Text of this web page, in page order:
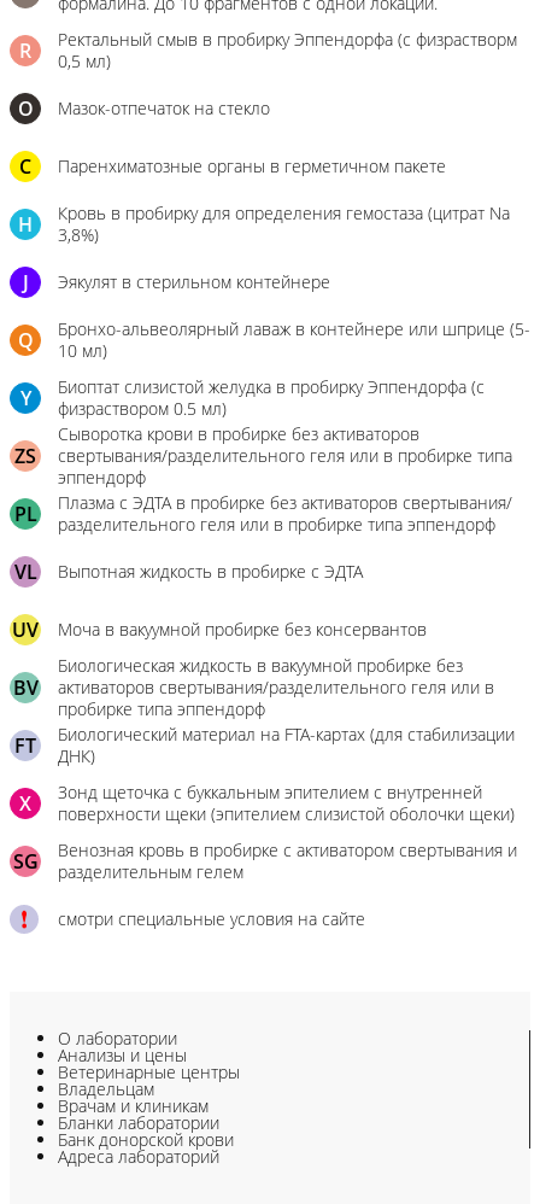
R
Ректальный смыв в пробирку Эппендорфа (с физрастворм
0,5 мл)
О Мазок-отпечаток на стекло
C Паренхиматозные органы в герметичном пакете
H
Кровь в пробирку для определения гемостаза (цитрат Na
3,8%)
J Эякулят в стерильном контейнере
Q
Бронхо-альвеолярный лаваж в контейнере или шприце (5-
10 мл)
Y
Биоптат слизистой желудка в пробирку Эппендорфа (с
физраствором 0.5 мл)
ZS
Сыворотка крови в пробирке без активаторов
свертывания/разделительного геля или в пробирке типа
эппендорф
PL
Плазма с ЭДТА в пробирке без активаторов свертывания/
разделительного геля или в пробирке типа эппендорф
VL Выпотная жидкость в пробирке с ЭДТА
UV Моча в вакуумной пробирке без консервантов
BV
Биологическая жидкость в вакуумной пробирке без
активаторов свертывания/разделительного геля или в
пробирке типа эппендорф
FT
Биологический материал на FTA-картах (для стабилизации
ДНК)
X
Зонд щеточка с буккальным эпителием с внутренней
поверхности щеки (эпителием слизистой оболочки щеки)
SG
Венозная кровь в пробирке с активатором свертывания и
разделительным гелем
смотри специальные условия на сайте
О лаборатории
Анализы и цены
Ветеринарные центры
Владельцам
Врачам и клиникам
Бланки лаборатории
Банк донорской крови
Адреса лабораторий